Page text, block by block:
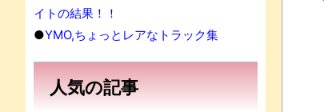
イトの結果！！
●YMO,ちょっとレアなトラック集
人気の記事